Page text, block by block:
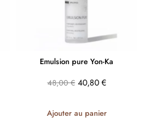
Emulsion pure Yon-Ka
48,00€ 40,80 €
Ajouter au panier